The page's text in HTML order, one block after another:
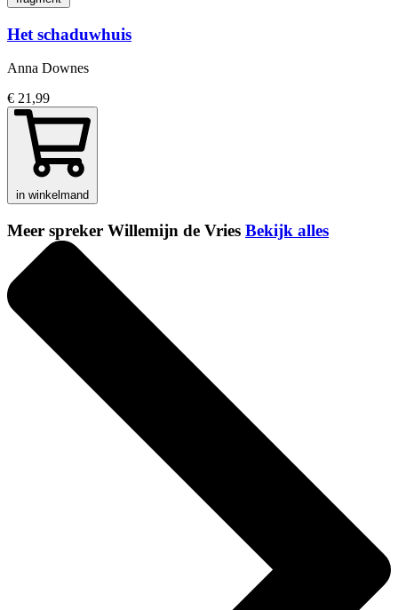
Het schaduwhuis
Anna Downes
€ 21,99
in winkelmand
Meer spreker Willemijn de Vries Bekijk alles